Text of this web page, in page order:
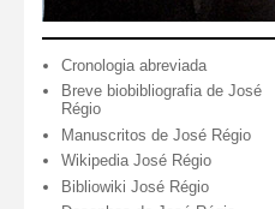
Cronologia abreviada
Breve biobibliografia de José
Régio
Manuscritos de José Régio
Wikipedia José Régio
Bibliowiki José Régio